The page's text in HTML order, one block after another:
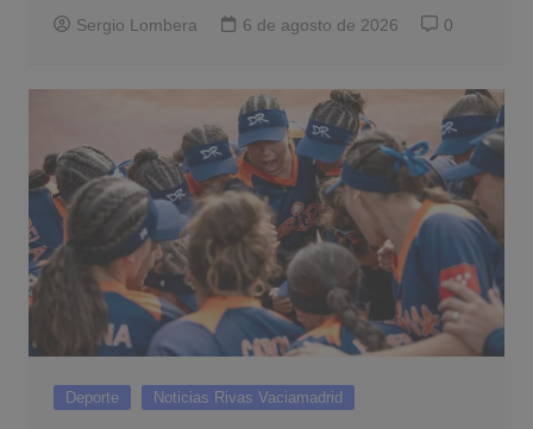
Sergio Lombera 6 de agosto de 2026 0
Deporte Noticias Rivas Vaciamadrid